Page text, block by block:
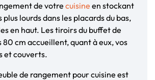
de votre cuisine en stockant
lourds dans les placards du bas,
en haut. Les tiroirs du buffet de
cm accueillent, quant à eux, vos
et couverts.
de rangement pour cuisine est